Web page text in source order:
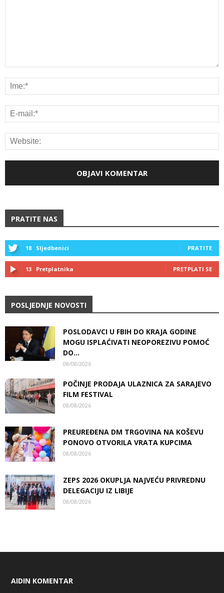
PRATITE NAS
18 Sljedbenici PRATITE
13 Pretplatnika PRETPLATI SE
POSLJEDNJE NOVOSTI
POSLODAVCI U FBIH DO KRAJA GODINE
MOGU ISPLAĆIVATI NEOPOREZIVU POMOĆ
DO...
08/08/2026
POČINJE PRODAJA ULAZNICA ZA SARAJEVO
FILM FESTIVAL
08/08/2026
PREUREĐENA DM TRGOVINA NA KOŠEVU
PONOVO OTVORILA VRATA KUPCIMA
08/08/2026
ZEPS 2026 OKUPLJA NAJVEĆU PRIVREDNU
DELEGACIJU IZ LIBIJE
08/08/2026
AIDIN KOMENTAR